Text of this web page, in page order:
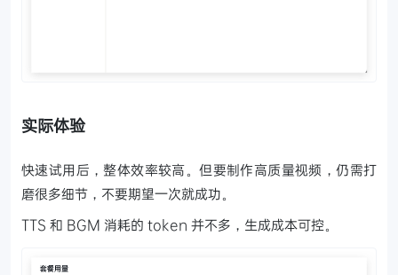
实际体验
快速试用后，整体效率较高。但要制作高质量视频，仍需打
磨很多细节，不要期望一次就成功。
TTS 和 BGM 消耗的 token 并不多，生成成本可控。